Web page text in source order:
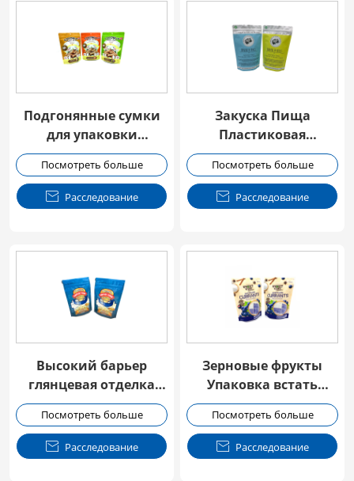
Подгонянные сумки
для упаковки
продуктов питания с
высоким барьером
Посмотреть больше
 Расследование
Закуска Пища
Пластиковая
Упаковка Стоять Up
Ziplock Мешок
Посмотреть больше
 Расследование
Высокий барьер
глянцевая отделка
закуски упаковка
Doypack
Посмотреть больше
 Расследование
Зерновые фрукты
Упаковка встать
сумка с окном
Посмотреть больше
 Расследование